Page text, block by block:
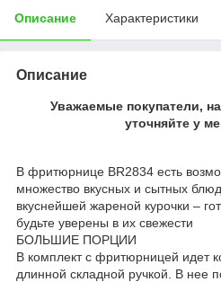
Описание Характеристики
Описание
Уважаемые покупатели,
уточняйте у
В фритюрнице BR2834 есть
множество вкусных и сытных
вкуснейшей жареной курочки –
будьте уверены в их свежести
БОЛЬШИЕ ПОРЦИИ
В комплект с фритюрницей идет
длинной складной ручкой. В нее